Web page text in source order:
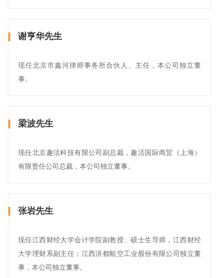
谢亨华先生
现任北京市鑫河律师事务所合伙人、主任，本公司独立董
事。
梁波先生
现任北京趣活科技有限公司副总裁，趣活国际商贸（上海）
有限责任公司总裁，本公司独立董事。
张岩先生
现任江西财经大学会计学院副教授、硕士生导师，江西财经
大学理财系副主任；江西洪都航空工业股份有限公司独立董
事，本公司独立董事。